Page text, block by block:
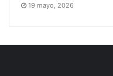
19 mayo, 2026